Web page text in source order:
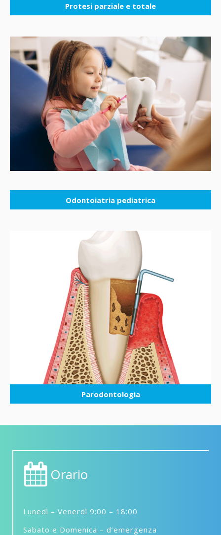
Protesi parziale e totale
Odontoiatria pediatrica
Parodontologia
Orario
Lunedì – Venerdì 9:00 – 18:00
Sabato e Domenica – d’emergenza